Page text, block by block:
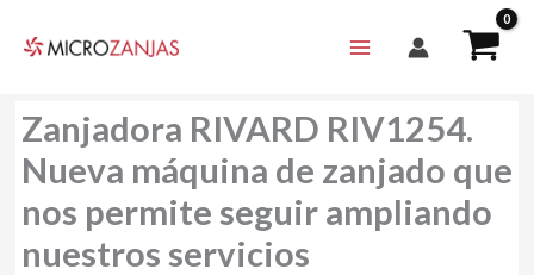
Zanjadora RIVARD RIV1254.
Nueva máquina de zanjado que
nos permite seguir ampliando
nuestros servicios